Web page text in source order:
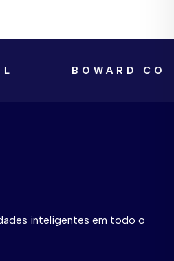
BOWARD COUNTY
inteligentes em todo o